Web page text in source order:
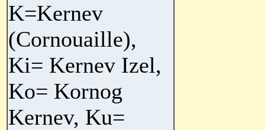
K=Kernev
(Cornouaille),
Ki= Kernev Izel,
Ko= Kornog
Kernev, Ku=